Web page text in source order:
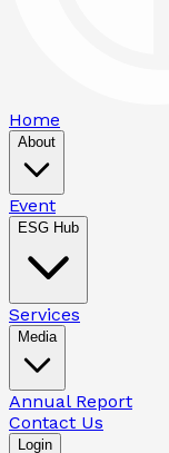
Home
About
Event
ESG Hub
Services
Media
Annual Report
Contact Us
Login